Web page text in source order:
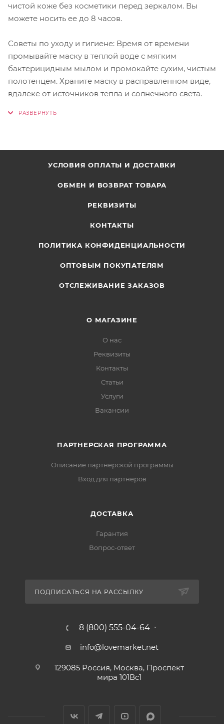
чистой коже без косметики перед зеркалом. Вы
можете носить ее до 8 часов.
Советы по уходу и гигиене: Время от времени
промывайте маску в теплой воде с мягким
бактерицидным мылом и промокайте сухим, чистым
полотенцем. Храните маску в расправленном виде,
вдалеке от источников тепла и солнечного света.
УСЛОВИЯ ОПЛАТЫ И ДОСТАВКИ
ОБМЕН И ВОЗВРАТ ТОВАРА
РЕКВИЗИТЫ
КОНТАКТЫ
ПОЛИТИКА КОНФИДЕНЦИАЛЬНОСТИ
ОПТОВЫМ ПОКУПАТЕЛЯМ
ОТСЛЕЖИВАНИЕ ЗАКАЗОВ
О МАГАЗИНЕ
О нас
Реквизиты
Контакты
Статьи
Услуги
Вакансии
ПАРТНЕРСКАЯ ПРОГРАММА
Описание партнерской программы
Вход для партнеров
ДОСТАВКА
Гарантия
Вопрос-ответ
ПОДПИСАТЬСЯ НА РАССЫЛКУ
8 (800) 555-04-64
info@lovemarket.net
129085 Россия, Москва, Проспект
мира 101Вс1